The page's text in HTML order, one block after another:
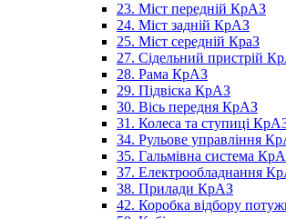
23. Міст передній КрАЗ
24. Міст задній КрАЗ
25. Міст середній КраЗ
27. Сідельний пристрій
28. Рама КрАЗ
29. Підвіска КрАЗ
30. Вісь передня КрАЗ
31. Колеса та ступиці
34. Рульове управління
35. Гальмівна система
37. Електрообладнання
38. Прилади КрАЗ
42. Коробка відбору